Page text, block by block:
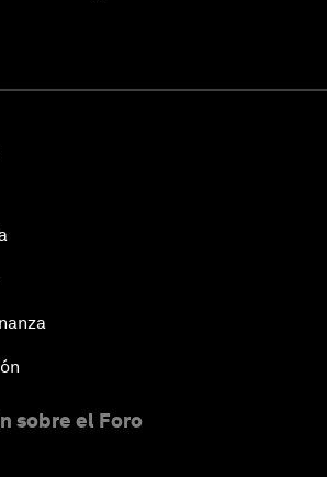
sobre el Foro